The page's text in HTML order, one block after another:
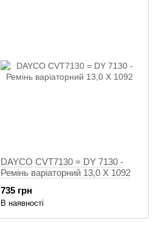
DAYCO CVT7130 = DY 7130 -
Ремінь варіаторний 13,0 X 1092
735 грн
В наявності